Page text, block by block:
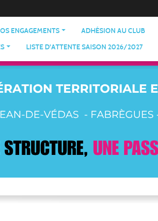
ENGAGEMENTS ADHÉSION AU CLUB
LISTE D'ATTENTE SAISON 2026/2027